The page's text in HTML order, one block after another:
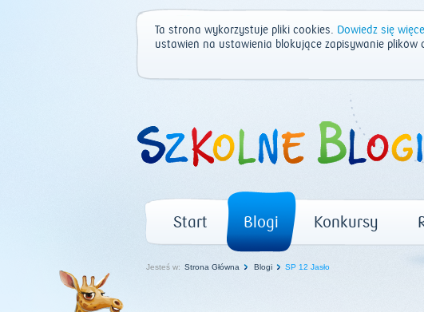
Ta strona wykorzystuje pliki cookies. Dowiedz się
ustawień na ustawienia blokujące zapisywanie
Start Blogi Konkursy
Jesteś w: Strona Główna Blogi SP 12 Jasło